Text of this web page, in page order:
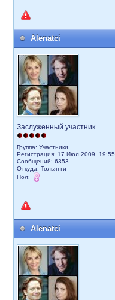
Alenatci
Заслуженный участник
Группа: Участники
Регистрация: 17 Июл 2009, 19:55
Сообщений: 6353
Откуда: Тольятти
Пол:
Alenatci